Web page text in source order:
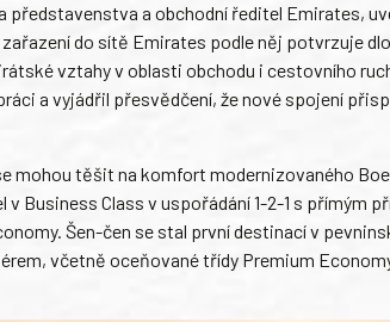
představenstva a obchodní ředitel Emirates,
do sítě Emirates podle něj potvrzuje
vztahy v oblasti obchodu i cestovního
a vyjádřil přesvědčení, že nové spojení
mohou těšit na komfort modernizovaného
v Business Class v uspořádání 1-2-1 s
Šen-čen se stal první destinací v
včetně oceňované třídy Premium